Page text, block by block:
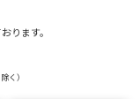
ります。
く）